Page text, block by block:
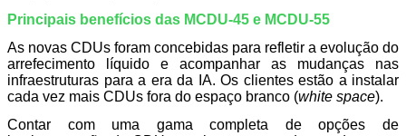
Principais benefícios das MCDU-45 e MCDU-55
As novas CDUs foram concebidas para refletir a evolução do
arrefecimento líquido e acompanhar as mudanças nas
infraestruturas para a era da IA. Os clientes estão a instalar
cada vez mais CDUs fora do espaço branco (white space).
Contar com uma gama completa de opções de